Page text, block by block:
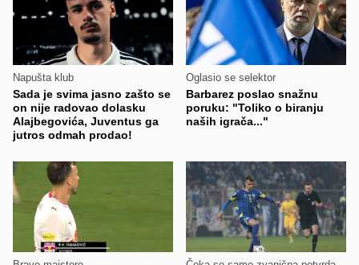
Napušta klub
Sada je svima jasno zašto se
on nije radovao dolasku
Alajbegovića, Juventus ga
jutros odmah prodao!
Oglasio se selektor
Barbarez poslao snažnu
poruku: "Toliko o biranju
naših igrača..."